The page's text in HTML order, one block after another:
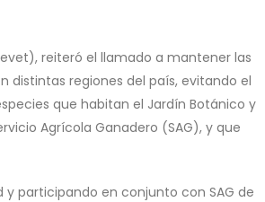
reiteró el llamado a mantener las
distintas regiones del país, evitando el
que habitan el Jardín Botánico y
Agrícola Ganadero (SAG), y que
participando en conjunto con SAG de